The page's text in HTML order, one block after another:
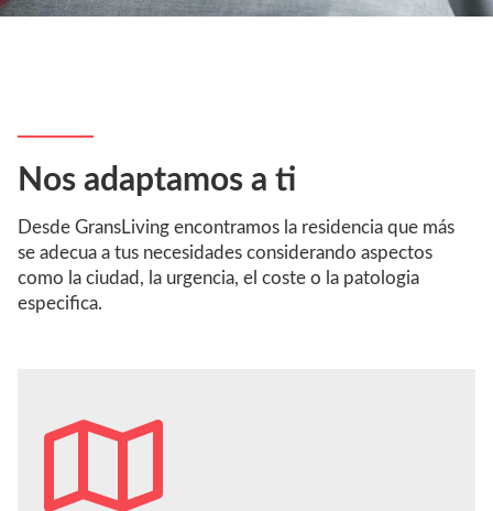
Nos adaptamos a ti
Desde GransLiving encontramos la residencia que más
se adecua a tus necesidades considerando aspectos
como la ciudad, la urgencia, el coste o la patologia
especifica.